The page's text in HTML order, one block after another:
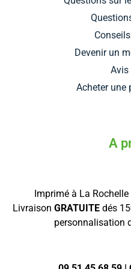
Devenir un
Avis
Acheter une
A
Imprimé à La Rochelle
Livraison GRATUITE dés
personnalisation